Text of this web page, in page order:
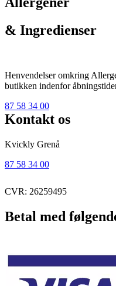
& Ingredienser
Henvendelser omkring
butikken indenfor
87 58 34 00
Kontakt os
Kvickly Grenå
87 58 34 00
CVR: 26259495
Betal med